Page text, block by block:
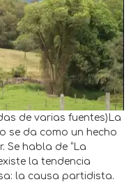
de varias fuentes)La
se da como un hecho
Se habla de “La
la tendencia
la causa partidista.